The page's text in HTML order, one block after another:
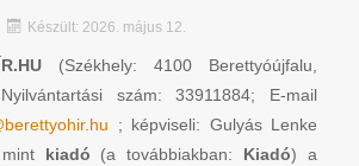
Készült: 2026. május 12.
(Székhely: 4100 Berettyóújfalu,
szám: 33911884; E-mail
; képviseli: Gulyás Lenke
kiadó (a továbbiakban: Kiadó) a